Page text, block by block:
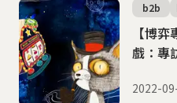
【博
戲：專
b2b
2022-